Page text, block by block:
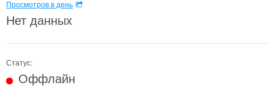
Просмотров в день
Нет данных
Статус:
Оффлайн